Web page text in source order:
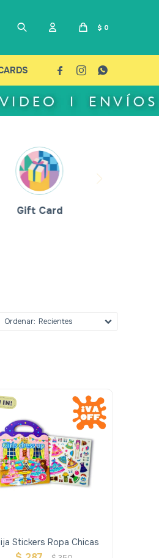
$ 0
  
Gift Card
Recientes
Stickers Ropa Chicas